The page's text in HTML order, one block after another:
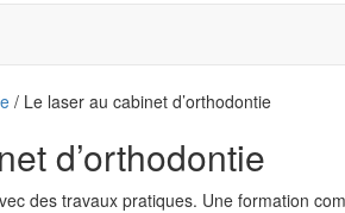
/ Le laser au cabinet d’orthodontie
d’orthodontie
des travaux pratiques. Une formation